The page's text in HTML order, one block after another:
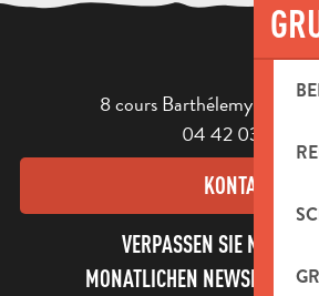
8 cours Barthélemy -
04 42 03 49 98
KONTAKT
VERPASSEN SIE NICHT
MONATLICHEN NEWSLETTER